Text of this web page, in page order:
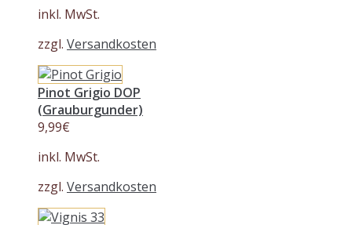
inkl. MwSt.
zzgl. Versandkosten
Pinot Grigio DOP
(Grauburgunder)
9,99€
inkl. MwSt.
zzgl. Versandkosten